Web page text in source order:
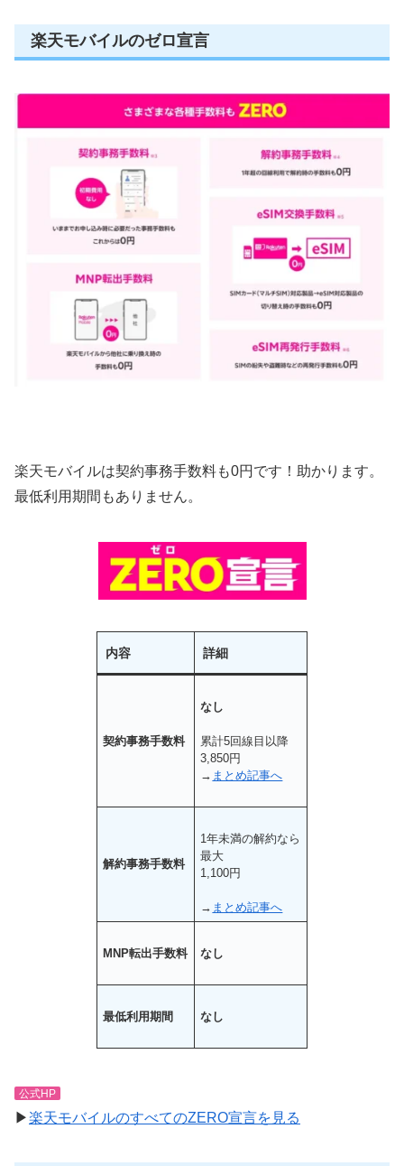
楽天モバイルのゼロ宣言
楽天モバイルは契約事務手数料も0円です！助かります。
最低利用期間もありません。
内容 詳細
契約事務手数料
なし
累計5回線目以降
3,850円
→ まとめ記事へ
解約事務手数料
1年未満の解約なら
最大
1,100円
→ まとめ記事へ
MNP転出手数料 なし
最低利用期間 なし
公式HP
▶楽天モバイルのすべてのZERO宣言を見る